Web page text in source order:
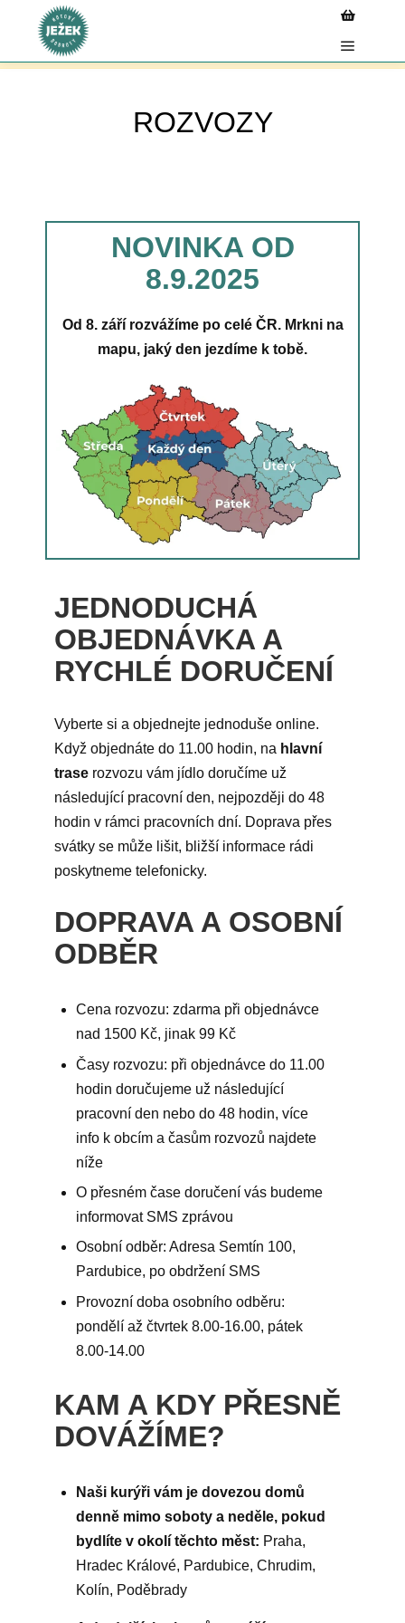
Ke každé objednávce nad 2 000 Kč nyní získáte praktickou
termotašku ZDARMA. Ideální na nákupy, pikniky i
cestování. Akce platí do vyčerpání zásob – tak neváhejte!
ROZVOZY
NOVINKA OD
8.9.2025
Od 8. září rozvážíme po celé ČR. Mrkni na
mapu, jaký den jezdíme k tobě.
JEDNODUCHÁ
OBJEDNÁVKA A
RYCHLÉ DORUČENÍ
Vyberte si a objednejte jednoduše online.
Když objednáte do 11.00 hodin, na hlavní
trase rozvozu vám jídlo doručíme už
následující pracovní den, nejpozději do 48
hodin v rámci pracovních dní. Doprava přes
svátky se může lišit, bližší informace rádi
poskytneme telefonicky.
DOPRAVA A OSOBNÍ
ODBĚR
Cena rozvozu: zdarma při objednávce
nad 1500 Kč, jinak 99 Kč
Časy rozvozu: při objednávce do 11.00
hodin doručujeme už následující
pracovní den nebo do 48 hodin, více
info k obcím a časům rozvozů najdete
níže
O přesném čase doručení vás budeme
informovat SMS zprávou
Osobní odběr: Adresa Semtín 100,
Pardubice, po obdržení SMS
Provozní doba osobního odběru:
pondělí až čtvrtek 8.00-16.00, pátek
8.00-14.00
KAM A KDY PŘESNĚ
DOVÁŽÍME?
Naši kurýři vám je dovezou domů
denně mimo soboty a neděle, pokud
bydlíte v okolí těchto měst: Praha,
Hradec Králové, Pardubice, Chrudim,
Kolín, Poděbrady